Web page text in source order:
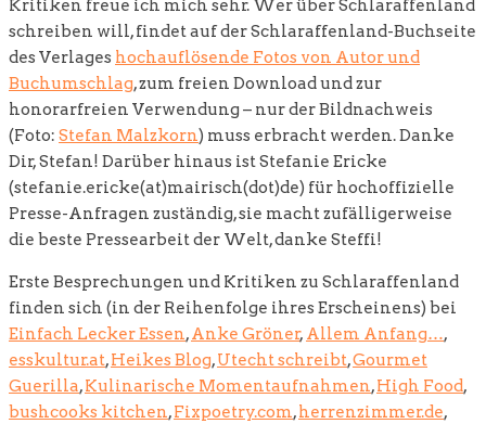
Kritiken freue ich mich sehr. Wer über Schlaraffenland
schreiben will, findet auf der Schlaraffenland-Buchseite
des Verlages hochauflösende Fotos von Autor und
Buchumschlag, zum freien Download und zur
honorarfreien Verwendung – nur der Bildnachweis
(Foto: Stefan Malzkorn) muss erbracht werden. Danke
Dir, Stefan! Darüber hinaus ist Stefanie Ericke
(stefanie.ericke(at)mairisch(dot)de) für hochoffizielle
Presse-Anfragen zuständig, sie macht zufälligerweise
die beste Pressearbeit der Welt, danke Steffi!
Erste Besprechungen und Kritiken zu Schlaraffenland
finden sich (in der Reihenfolge ihres Erscheinens) bei
Einfach Lecker Essen,Anke Gröner, Allem Anfang…,
esskultur.at,Heikes Blog,Utecht schreibt,Gourmet
Guerilla,Kulinarische Momentaufnahmen,High Food,
bushcooks kitchen,Fixpoetry.com,herrenzimmer.de,